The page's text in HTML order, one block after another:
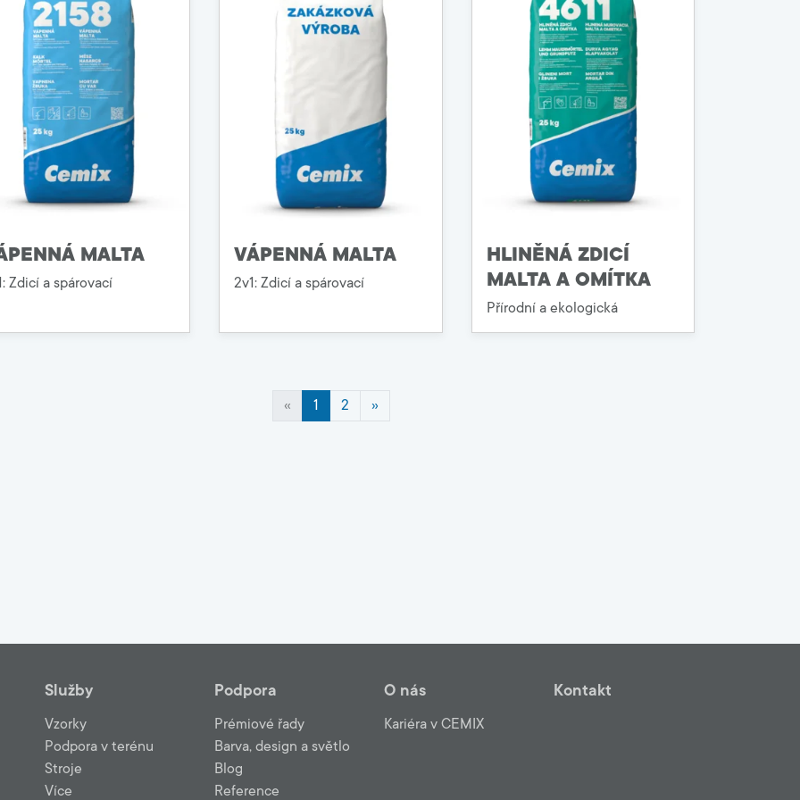
MALTA
Zdicí a spárovací
VÁPENNÁ MALTA
2v1: Zdicí a spárovací
HLINĚNÁ ZDICÍ
MALTA A OMÍTKA
Přírodní a ekologická
« 1 2 »
Služby
Vzorky
Podpora v terénu
Stroje
Více
Podpora
Prémiové řady
Barva, design a světlo
Blog
Reference
O nás
Kariéra v CEMIX
Kontakt